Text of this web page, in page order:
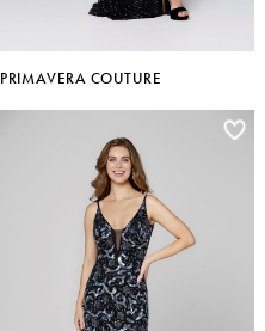
PRIMAVERA COUTURE